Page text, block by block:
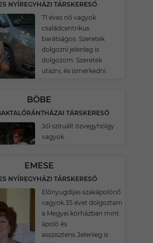
NYÍREGYHÁZI TÁRSKERESŐ
71 éves nő vagyok
családcentrikus
barátságos. Szeretek
dolgozni jelenleg is
dolgozom. Szeretek
utazni, és ismerkedni.
BÖBE
TÁRSKERESŐ
Jól szituált özvegyhölgy
vagyok.
EMESE
NYÍREGYHÁZI TÁRSKERESŐ
Előnyugdijas szakápolónő
vagyok.35 évet dolgoztam
a Megyei kórházban mint
ápoló és
asszisztens.Jelenleg is